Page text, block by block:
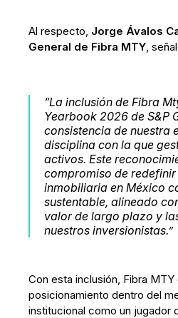
Al respecto, Jorge Ávalos
General de Fibra MTY,
“La inclusión de Fibra
Yearbook 2026 de S&P
consistencia de nuestra
disciplina con la que
activos. Este
compromiso de
inmobiliaria en México
sustentable, alineado
valor de largo plazo y
nuestros inversionistas.”
Con esta inclusión, Fibra MTY
posicionamiento dentro del
institucional como un jugador